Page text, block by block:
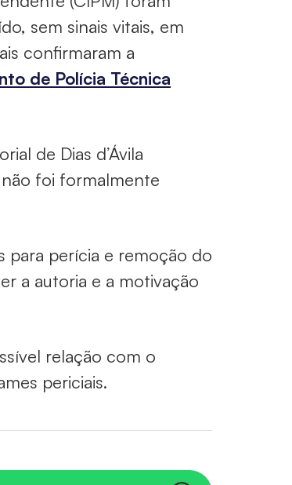
sem sinais vitais, em
confirmaram a
de Polícia Técnica
de Dias d’Ávila
foi formalmente
para perícia e remoção do
a autoria e a motivação
relação com o
periciais.